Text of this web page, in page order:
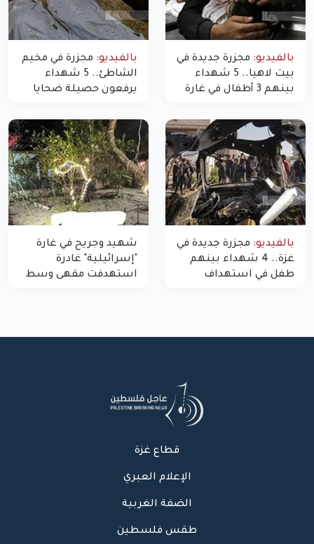
بالفيديو: مجزرة جديدة في
بيت لاهيا.. 5 شهداء
بينهم 3 أطفال في غارة
غزة
بالفيديو: مجزرة في مخيم
الشاطئ.. 5 شهداء
يرفعون حصيلة ضحايا
بالفيديو: مجزرة جديدة في
غزة.. 4 شهداء بينهم
طفل في استهداف
شهيد وجريح في غارة
"إسرائيلية" غادرة
استهدفت مقهى وسط
قطاع غزة
الإعلام العبري
الضفة الغربية
طقس فلسطين